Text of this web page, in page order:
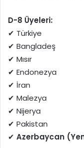
D-8 Üyeleri:
✔ Türkiye
✔ Bangladeş
✔ Mısır
✔ Endonezya
✔ İran
✔ Malezya
✔ Nijerya
✔ Pakistan
✔ Azerbaycan